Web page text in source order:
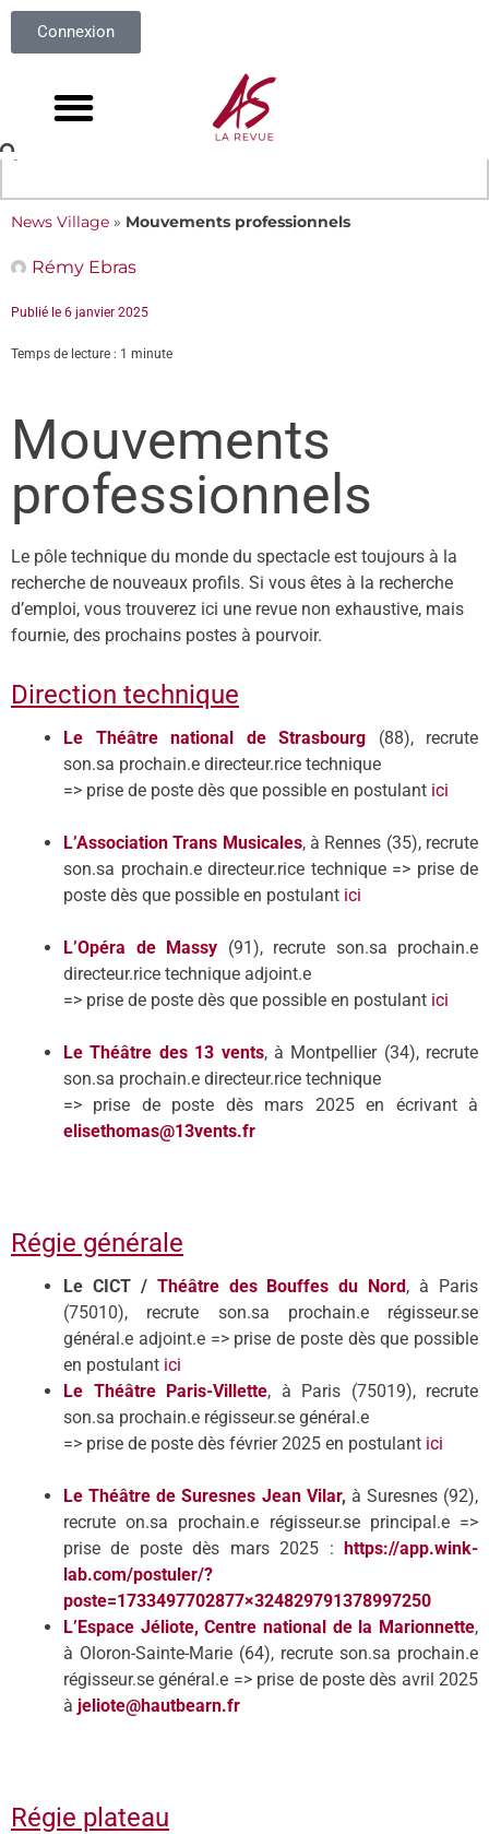
Connexion
News Village » Mouvements professionnels
Rémy Ebras
Publié le 6 janvier 2025
Temps de lecture : 1 minute
Mouvements
professionnels
Le pôle technique du monde du spectacle est toujours à la
recherche de nouveaux profils. Si vous êtes à la recherche
d’emploi, vous trouverez ici une revue non exhaustive, mais
fournie, des prochains postes à pourvoir.
Direction technique
Le Théâtre national de Strasbourg (88), recrute
son.sa prochain.e directeur.rice technique
=> prise de poste dès que possible en postulant ici
L’Association Trans Musicales, à Rennes (35), recrute
son.sa prochain.e directeur.rice technique => prise de
poste dès que possible en postulant ici
L’Opéra de Massy (91), recrute son.sa prochain.e
directeur.rice technique adjoint.e
=> prise de poste dès que possible en postulant ici
Le Théâtre des 13 vents, à Montpellier (34), recrute
son.sa prochain.e directeur.rice technique
=> prise de poste dès mars 2025 en écrivant à
elisethomas@13vents.fr
Régie générale
Le CICT / Théâtre des Bouffes du Nord, à Paris
(75010), recrute son.sa prochain.e régisseur.se
général.e adjoint.e => prise de poste dès que possible
en postulant ici
Le Théâtre Paris-Villette, à Paris (75019), recrute
son.sa prochain.e régisseur.se général.e
=> prise de poste dès février 2025 en postulant ici
Le Théâtre de Suresnes Jean Vilar, à Suresnes (92),
recrute on.sa prochain.e régisseur.se principal.e =>
prise de poste dès mars 2025 : https://app.wink-
lab.com/postuler/?
poste=1733497702877×324829791378997250
L’Espace Jéliote, Centre national de la Marionnette,
à Oloron-Sainte-Marie (64), recrute son.sa prochain.e
régisseur.se général.e => prise de poste dès avril 2025
à jeliote@hautbearn.fr
Régie plateau